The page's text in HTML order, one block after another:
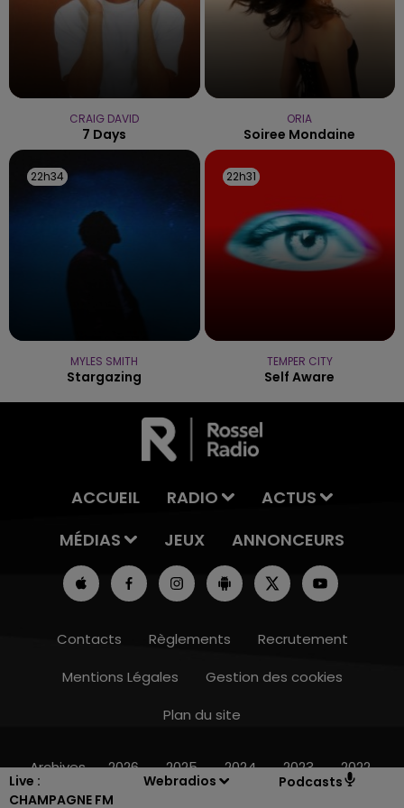
Live :
CHAMPAGNE FM
Webradios Podcasts
10h00 - 14h00
CRAIG DAVID
7 Days
ORIA
Soiree Mondaine
22h34
22h34
MYLES SMITH
Stargazing
22h31
22h31
TEMPER CITY
Self Aware
ACCUEIL RADIO
ACTUS
MÉDIAS
JEUX ANNONCEURS
Contacts Règlements
Recrutement
Mentions Légales
Gestion des cookies
Plan du site
Archives 2026 2025 2024 2023 2022